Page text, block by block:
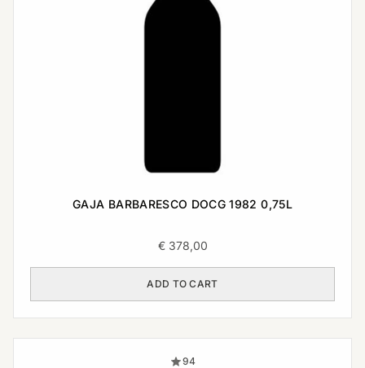
GAJA BARBARESCO DOCG 1982 0,75L
€378,00
ADD TO CART
94